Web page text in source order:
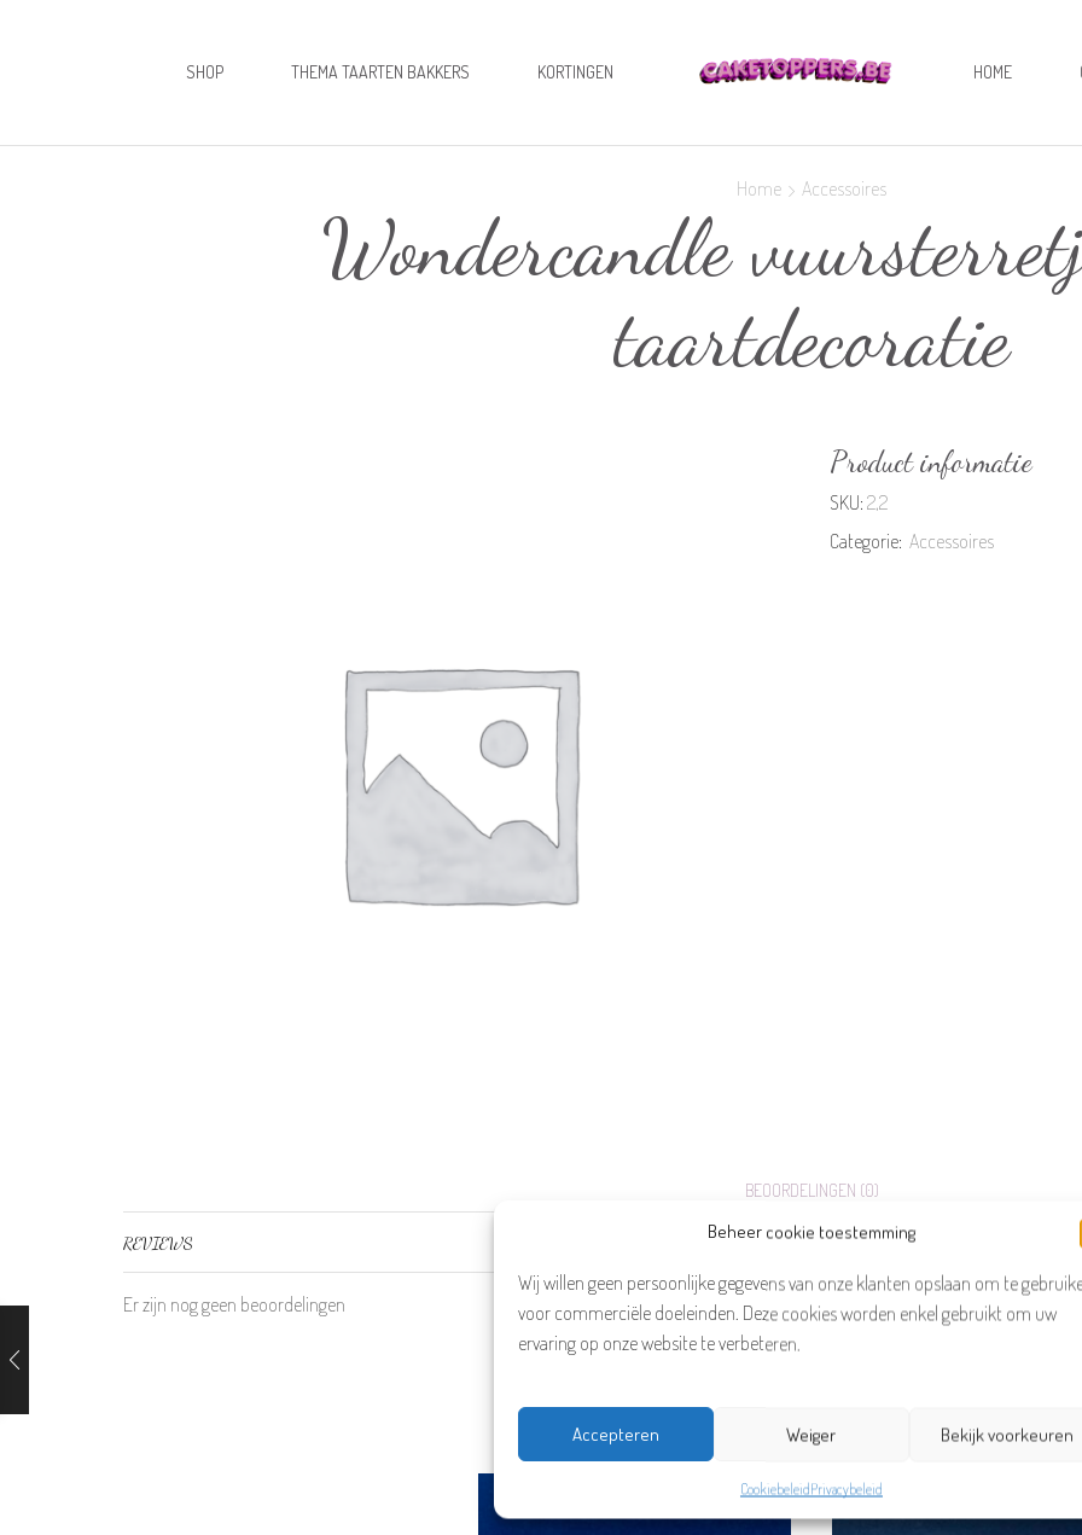
Beheer cookie toestemming
Wij willen geen persoonlijke gegevens van onze klanten opslaan om te
voor commerciële doeleinden. Deze cookies worden enkel gebruikt om uw
ervaring op onze website te verbeteren.
Accepteren Weiger Bekijk voorkeuren
CookiebeleidPrivacybeleid
SHOP THEMA TAARTEN BAKKERS KORTINGEN HOME
Home Accessoires
Wondercandle
taartdecoratie
Product informatie
SKU: 2,2
Categorie: Accessoires
BEOORDELINGEN (0)
REVIEWS
Er zijn nog geen beoordelingen
Only logged in customers who have
Gerelateerde producten